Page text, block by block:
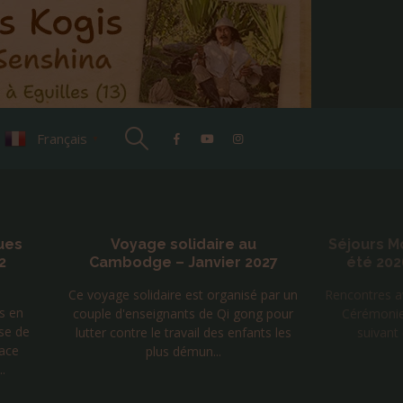
Français
en
de
Voyage solidaire au
Cambodge – Janvier 2027
Ce voyage solidaire est organisé par un
couple d'enseignants de Qi gong pour
lutter contre le travail des enfants les
plus démun...
Séjours
été